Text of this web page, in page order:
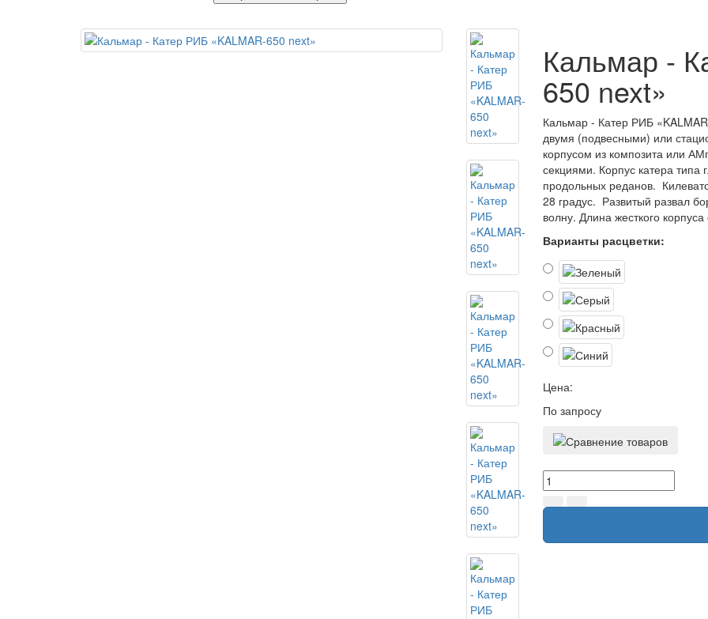
Кальмар -
650 next»
Кальмар - Катер РИБ
двумя (подвесными) или
корпусом из композита или
секциями. Корпус катера
продольных реданов.
28 градус. Развитый развал
волну. Длина жесткого
Варианты расцветки:
Цена:
По запросу